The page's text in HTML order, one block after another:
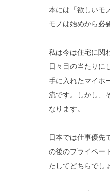
本には「欲しいモ
モノは始めから必
私は今は住宅に関
日々目の当たりに
手に入れたマイホ
流です。しかし、
なります。
日本では仕事優先
の後のプライベー
たしてどちらでし